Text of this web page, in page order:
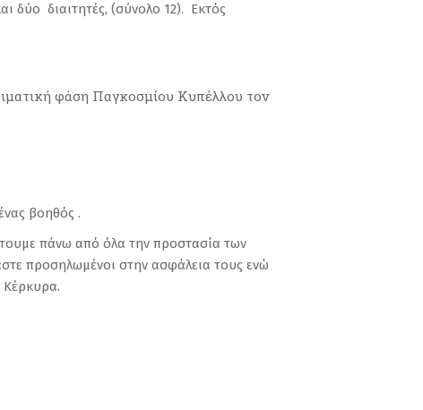
δύο διαιτητές, (σύνολο 12). Εκτός
φάση Παγκοσμίου Κυπέλλου τον
βοηθός .
πάνω από όλα την προστασία των
προσηλωμένοι στην ασφάλεια τους ενώ
Κέρκυρα.